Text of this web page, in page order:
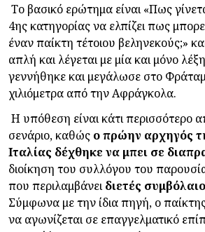
Το βασικό ερώτημα είναι «Πως
4ης κατηγορίας να ελπίζει πως
έναν παίκτη τέτοιου βεληνεκούς;»
απλή και λέγεται με μία και μόνο
γεννήθηκε και μεγάλωσε στο
χιλιόμετρα από την Αφράγκολα.
Η υπόθεση είναι κάτι περισσότερο
σενάριο, καθώς ο πρώην αρχηγός
Ιταλίας δέχθηκε να μπει σε
διοίκηση του συλλόγου του
που περιλαμβάνειδιετές συμβόλαιο
Σύμφωνα με την ίδια πηγή, ο παίκτης
να αγωνίζεται σε επαγγελματικό